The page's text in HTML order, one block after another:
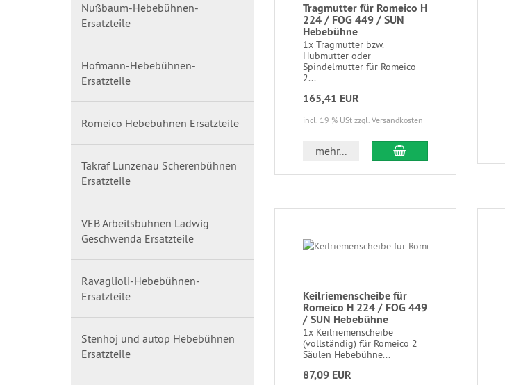
Tragmutter für Romeico H
224 / FOG 449 / SUN
Hebebühne
1x Tragmutter bzw.
Hubmutter oder
Spindelmutter für Romeico
2...
165,41 EUR
incl. 19 % USt zzgl. Versandkosten
mehr...
Keilriemenscheibe für
Romeico H 224 / FOG 449
/ SUN Hebebühne
1x Keilriemenscheibe
(vollständig) für Romeico 2
Säulen Hebebühne...
87,09 EUR
Nußbaum-Hebebühnen-
Ersatzteile
Hofmann-Hebebühnen-
Ersatzteile
Romeico Hebebühnen Ersatzteile
Takraf Lunzenau Scherenbühnen
Ersatzteile
VEB Arbeitsbühnen Ladwig
Geschwenda Ersatzteile
Ravaglioli-Hebebühnen-
Ersatzteile
Stenhoj und autop Hebebühnen
Ersatzteile